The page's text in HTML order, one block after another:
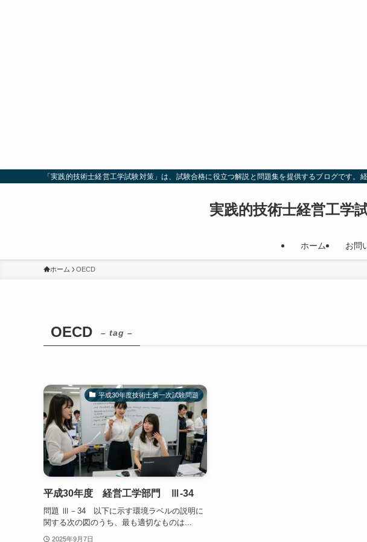
「実践的技術士経営工学試験対策」は、試験合格に役立つ解説と問題集を提供するブログです
実践的技術士経営工学
ホーム お問
ホーム OECD
OECD – tag –
平成30年度技術士第一次試験問題
平成30年度 経営工学部門 Ⅲ-34
問題 Ⅲ－34 以下に示す環境ラベルの説明に
関する次の図のうち、最も適切なものは...
2025年9月7日